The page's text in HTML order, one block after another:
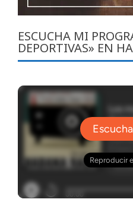
ESCUCHA MI
DEPORTIVAS» EN